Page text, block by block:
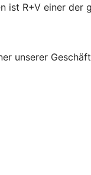
ist R+V einer der
unserer